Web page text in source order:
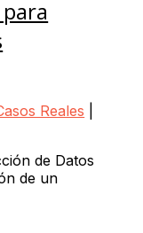
Reales
de Datos
de un